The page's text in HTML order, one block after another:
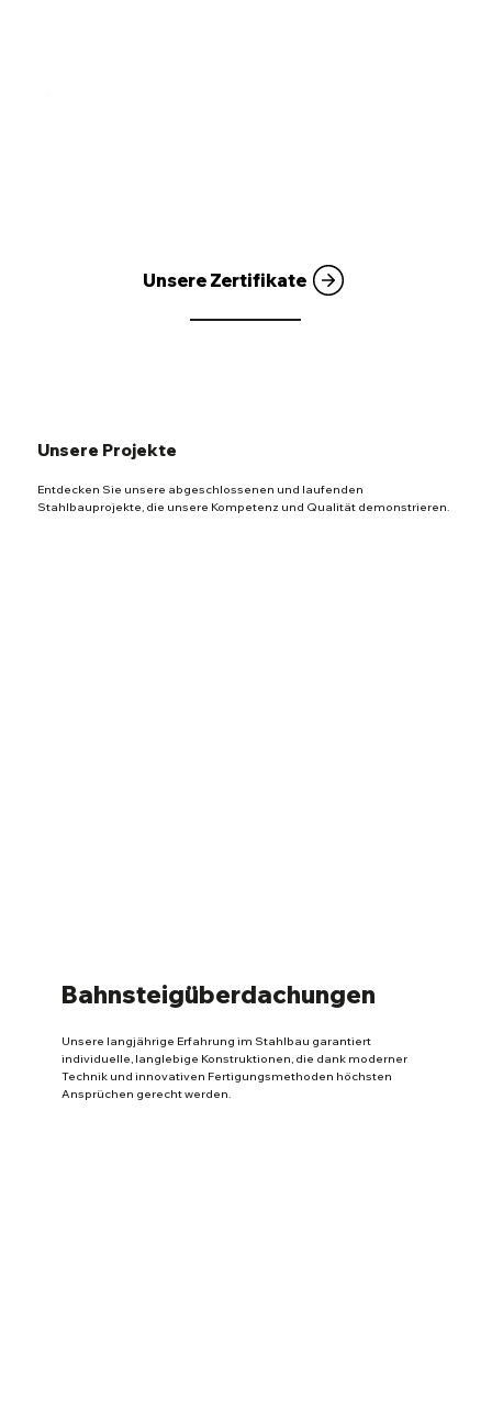
Unsere Zertifikate
Unsere Projekte
Entdecken Sie unsere abgeschlossenen und laufenden
Stahlbauprojekte, die unsere Kompetenz und Qualität demonstrieren.
Bahnsteigüberdachungen
Unsere langjährige Erfahrung im Stahlbau garantiert
individuelle, langlebige Konstruktionen, die dank moderner
Technik und innovativen Fertigungsmethoden höchsten
Ansprüchen gerecht werden.